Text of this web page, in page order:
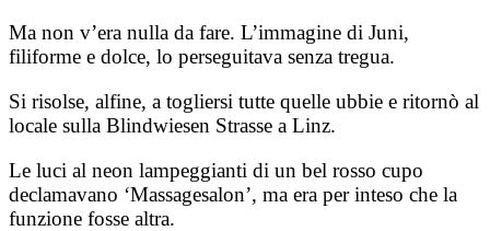
Ma non v’era nulla da fare. L’immagine di Juni,
filiforme e dolce, lo perseguitava senza tregua.
Si risolse, alfine, a togliersi tutte quelle ubbie e ritornò al
locale sulla Blindwiesen Strasse a Linz.
Le luci al neon lampeggianti di un bel rosso cupo
declamavano ‘Massagesalon’, ma era per inteso che la
funzione fosse altra.